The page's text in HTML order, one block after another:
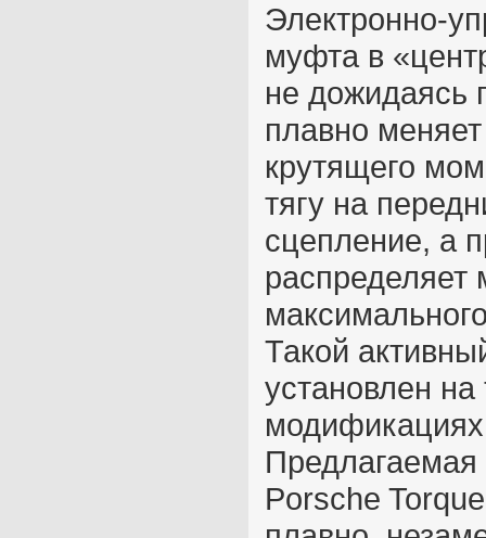
Электронно-
муфта в
не дожидаясь
плавно
крутящего
тягу на
сцепление, а
распределяет
Такой
установлен
Porsche